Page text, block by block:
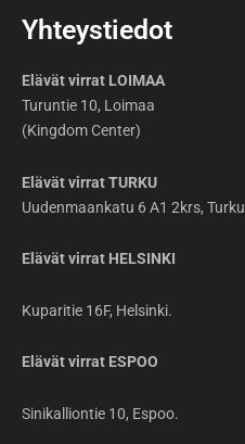
Yhteystiedot
Elävät virrat LOIMAA
Turuntie 10, Loimaa
(Kingdom Center)
Elävät virrat TURKU
Uudenmaankatu 6 A1 2krs, Turku
Elävät virrat HELSINKI
Kuparitie 16F, Helsinki.
Elävät virrat ESPOO
Sinikalliontie 10, Espoo.